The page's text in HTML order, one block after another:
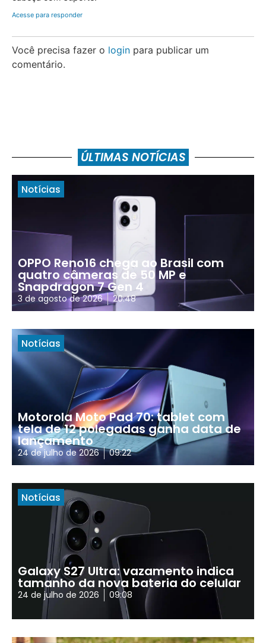
Acesse para responder
Você precisa fazer o login para publicar um
comentário.
ÚLTIMAS NOTÍCIAS
Notícias
OPPO Reno16 chega ao Brasil com
quatro câmeras de 50 MP e
Snapdragon 7 Gen 4
3 de agosto de 2026 20:48
Notícias
Motorola Moto Pad 70: tablet com
tela de 12 polegadas ganha data de
lançamento
24 de julho de 2026 09:22
Notícias
Galaxy S27 Ultra: vazamento indica
tamanho da nova bateria do celular
24 de julho de 2026 09:08